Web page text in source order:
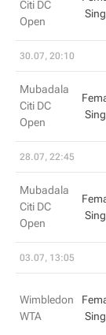
Citi DC
Open
30.07, 20:10
Mubadala
Citi DC
Open
28.07, 22:45
Mubadala
Citi DC
Open
03.07, 13:05
Wimbledon
WTA